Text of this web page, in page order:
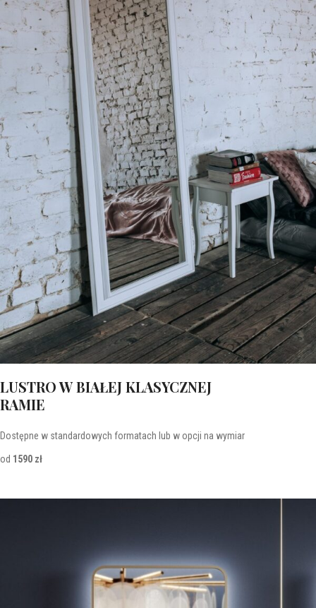
LUSTRO W BIAŁEJ KLASYCZNEJ
RAMIE
Dostępne w standardowych formatach lub w opcji na wymiar
od 1590 zł